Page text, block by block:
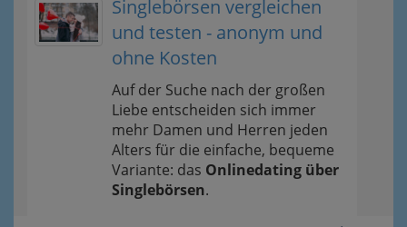
Singlebörsen vergleichen
und testen - anonym und
ohne Kosten
Auf der Suche nach der großen
Liebe entscheiden sich immer
mehr Damen und Herren jeden
Alters für die einfache, bequeme
Variante: das Onlinedating über
Singlebörsen.